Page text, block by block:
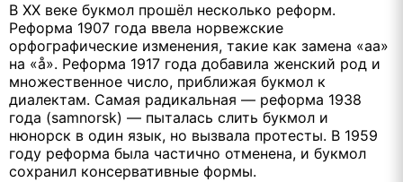
В XX веке букмол прошёл несколько реформ.
Реформа 1907 года ввела норвежские
орфографические изменения, такие как замена «aa»
на «å». Реформа 1917 года добавила женский род и
множественное число, приближая букмол к
диалектам. Самая радикальная — реформа 1938
года (samnorsk) — пыталась слить букмол и
нюнорск в один язык, но вызвала протесты. В 1959
году реформа была частично отменена, и букмол
сохранил консервативные формы.